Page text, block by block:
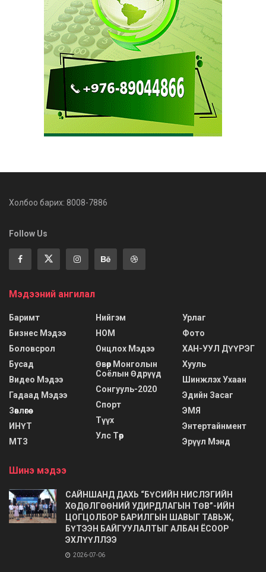
Холбоо барих: 8008-7886
Follow Us
Мэдээний ангилал
Баримт
Бизнес Мэдээ
Боловсрол
Бусад
Видео Мэдээ
Гадаад Мэдээ
Зөвлөгөө
ИНҮТ
МТЗ
Нийгэм
НОМ
Онцлох Мэдээ
Өвөр Монголын
Соёлын Өдрүүд
Сонгууль-2020
Спорт
Түүх
Улс Төр
Урлаг
Фото
ХАН-УУЛ ДҮҮРЭГ
Хууль
Шинжлэх Ухаан
Эдийн Засаг
ЭМЯ
Энтертайнмент
Эрүүл Мэнд
Шинэ мэдээ
САЙНШАНД ДАХЬ “БҮСИЙН НИСЛЭГИЙН
ХӨДӨЛГӨӨНИЙ УДИРДЛАГЫН ТӨВ”-ИЙН
ЦОГЦОЛБОР БАРИЛГЫН ШАВЫГ ТАВЬЖ,
БҮТЭЭН БАЙГУУЛАЛТЫГ АЛБАН ЁСООР
ЭХЛҮҮЛЛЭЭ
2026-07-06